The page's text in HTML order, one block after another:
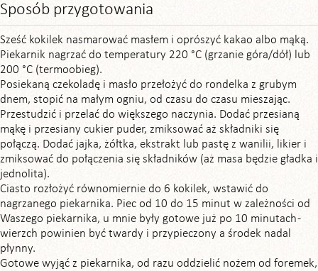
Sposób przygotowania
Sześć kokilek nasmarować masłem i oprószyć kakao albo mąką.
Piekarnik nagrzać do temperatury 220 °C (grzanie góra/dół) lub
200 °C (termoobieg).
Posiekaną czekoladę i masło przełożyć do rondelka z grubym
dnem, stopić na małym ogniu, od czasu do czasu mieszając.
Przestudzić i przelać do większego naczynia. Dodać przesianą
mąkę i przesiany cukier puder, zmiksować aż składniki się
połączą. Dodać jajka, żółtka, ekstrakt lub pastę z wanilii, likier i
zmiksować do połączenia się składników (aż masa będzie gładka i
jednolita).
Ciasto rozłożyć równomiernie do 6 kokilek, wstawić do
nagrzanego piekarnika. Piec od 10 do 15 minut w zależności od
Waszego piekarnika, u mnie były gotowe już po 10 minutach -
wierzch powinien być twardy i przypieczony a środek nadal
płynny.
Gotowe wyjąć z piekarnika, od razu oddzielić nożem od foremek,